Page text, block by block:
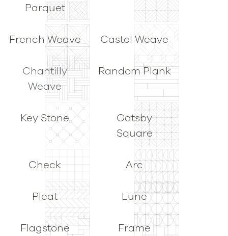
Parquet
French Weave Castel Weave
Chantilly
Weave
Random Plank
Key Stone
Gatsby
Square
Check Arc
Pleat Lune
Flagstone Frame